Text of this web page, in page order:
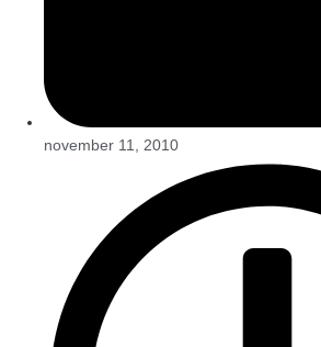
november 11, 2010